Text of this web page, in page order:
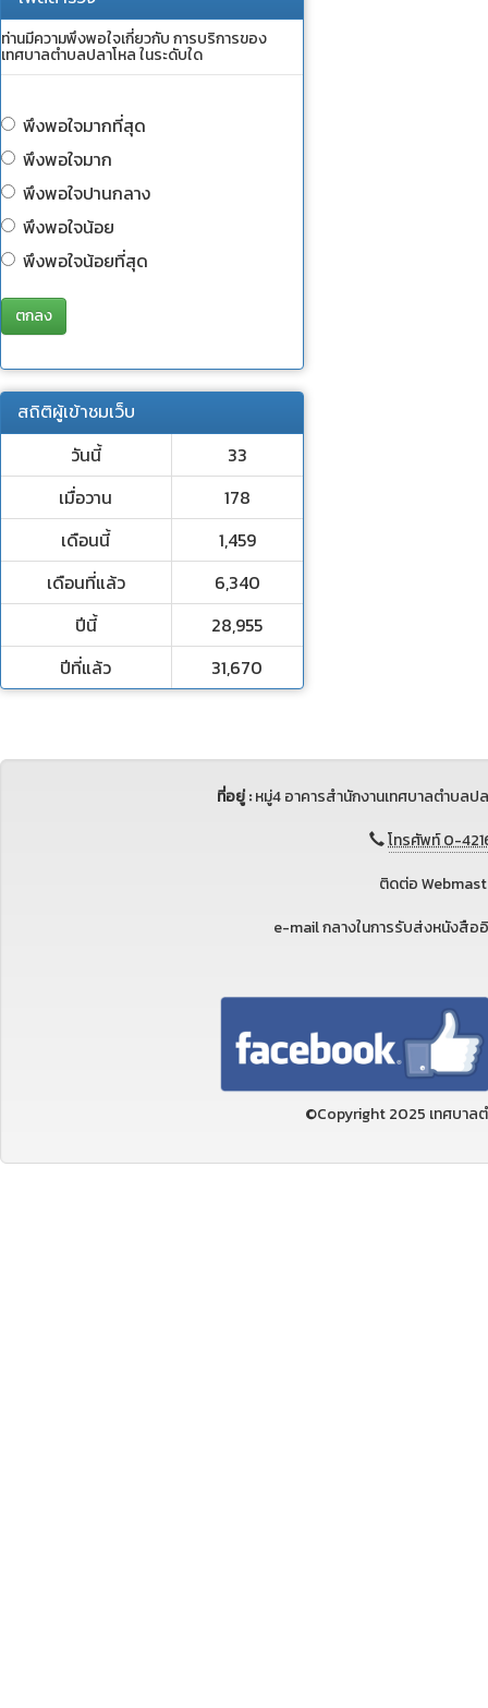
ท่านมีความพึงพอใจเกี่ยวกับ การบริการของ
เทศบาลตำบลปลาโหล ในระดับใด
พึงพอใจมากที่สุด
พึงพอใจมาก
พึงพอใจปานกลาง
พึงพอใจน้อย
พึงพอใจน้อยที่สุด
ตกลง
สถิติผู้เข้าชมเว็บ
วันนี้
33
เมื่อวาน
178
เดือนนี้
1,459
เดือนที่แล้ว
6,340
ปีนี้
28,955
ปีที่แล้ว
31,670
ที่อยู่ :หมู่4 อาคารสำนักงานเทศบาลตำบล
โทรศัพท์ 0-
ติดต่อ
e-mail กลางในการรับส่งหนังสื
©Copyright 2025 เทศบาล